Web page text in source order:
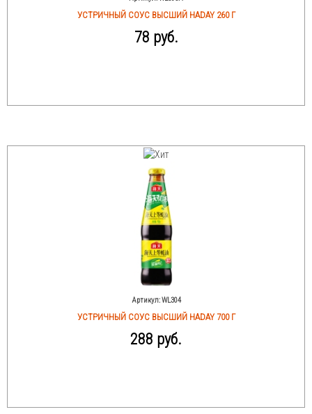
УСТРИЧНЫЙ СОУС ВЫСШИЙ HADAY 260 Г
78 руб.
Артикул:WL304
УСТРИЧНЫЙ СОУС ВЫСШИЙ HADAY 700 Г
288 руб.